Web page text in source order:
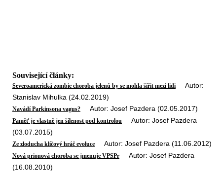
Související články:
Severoamerická zombie choroba jelenů by se mohla šířit mezi lidi Autor:
Stanislav Mihulka (24.02.2019)
Navádí Parkinsona vagus? Autor: Josef Pazdera (02.05.2017)
Paměť je vlastně jen šílenost pod kontrolou Autor: Josef Pazdera
(03.07.2015)
Ze zloducha klíčový hráč evoluce Autor: Josef Pazdera (11.06.2012)
Nová prionová choroba se jmenuje VPSPr Autor: Josef Pazdera
(16.08.2010)